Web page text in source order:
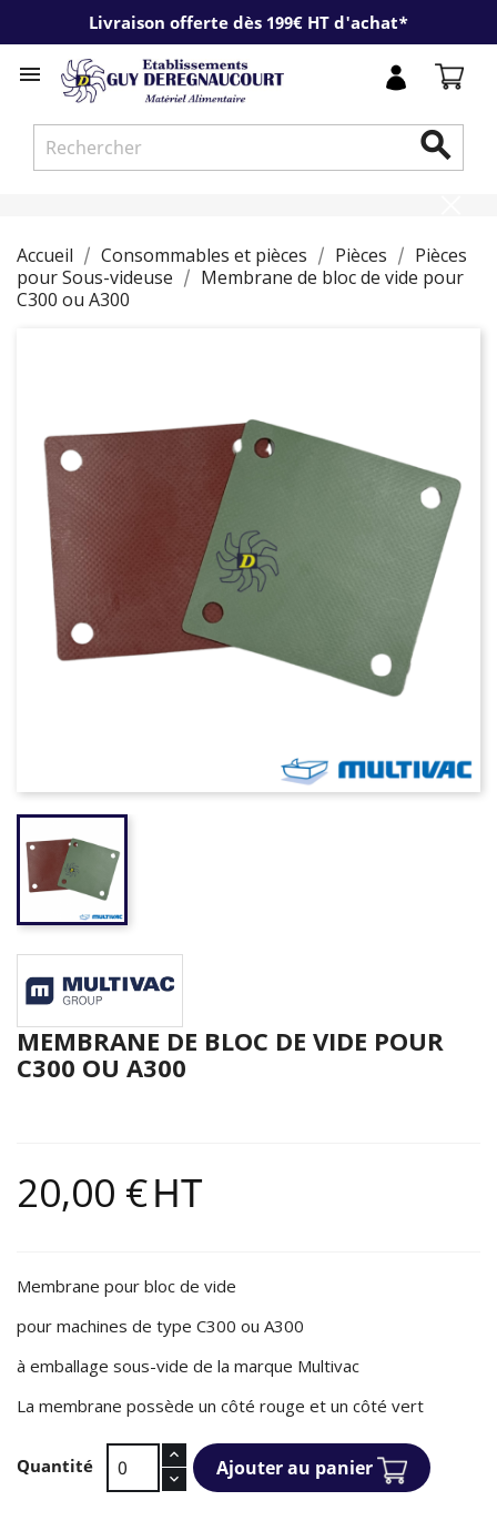
Livraison offerte dès 199€ HT d'achat*


Accueil Consommables et pièces Pièces
Pièces
pour Sous-videuse
Membrane de bloc de vide pour
C300 ou A300
MEMBRANE DE BLOC DE VIDE POUR
C300 OU A300
20,00 €HT
Membrane pour bloc de vide
pour machines de type C300 ou A300
à emballage sous-vide de la marque Multivac
La membrane possède un côté rouge et un côté vert
Quantité Ajouter au panier